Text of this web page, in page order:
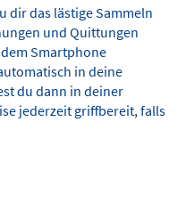
dir das lästige Sammeln
und Quittungen
Smartphone
in deine
du dann in deiner
jederzeit griffbereit, falls